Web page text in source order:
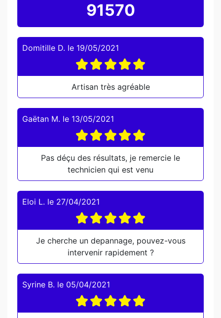
91570
Domitille D. le 19/05/2021
Artisan très agréable
Gaëtan M. le 13/05/2021
Pas déçu des résultats, je remercie le
technicien qui est venu
Eloi L. le 27/04/2021
Je cherche un depannage, pouvez-vous
intervenir rapidement ?
Syrine B. le 05/04/2021